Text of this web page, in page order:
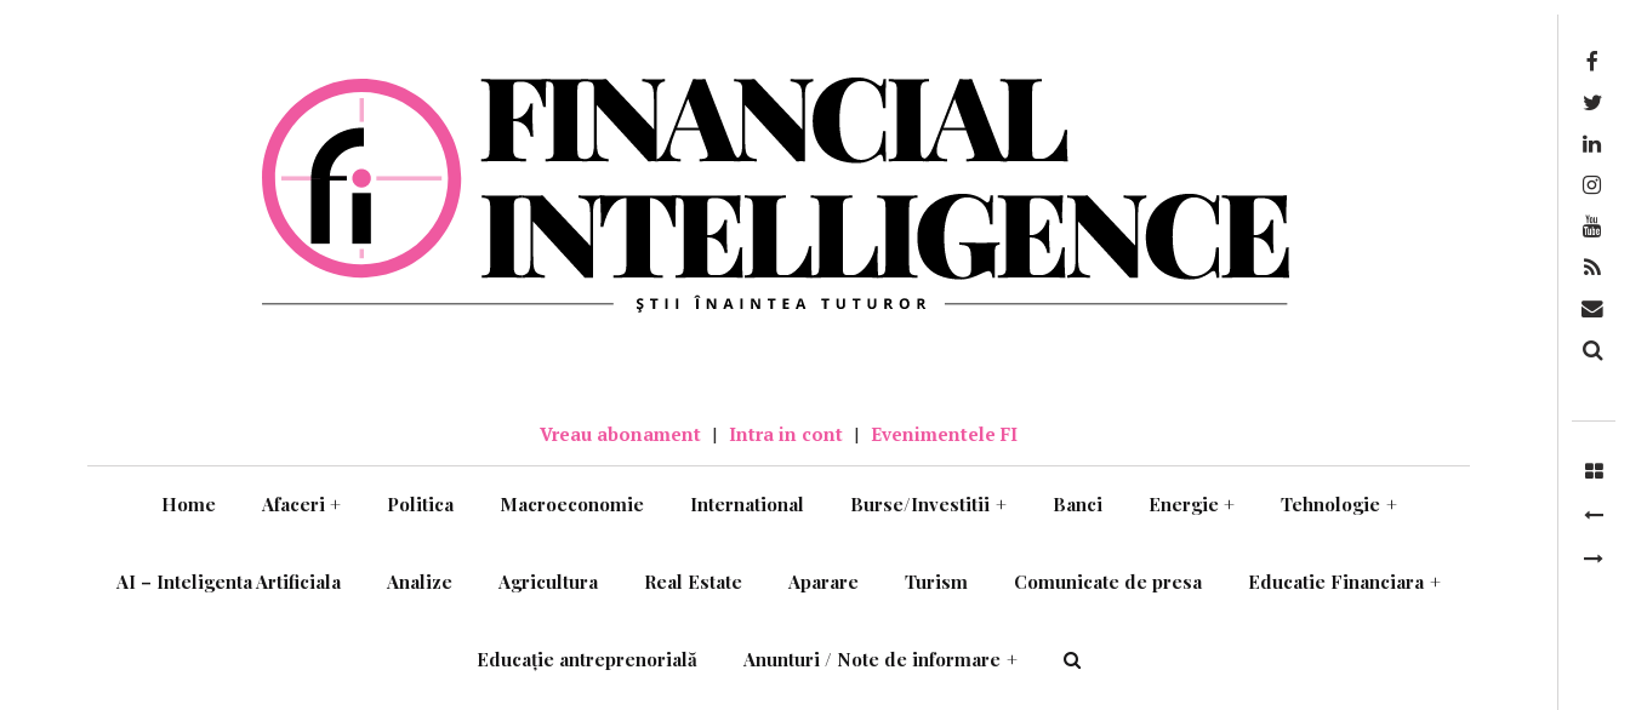
Vreau abonament | Intra in cont | Evenimentele FI
Home Afaceri + Politica Macroeconomie International Burse/Investitii + Banci Energie + Tehnologie +
AI – Inteligenta Artificiala Analize Agricultura Real Estate Aparare Turism Comunicate de presa Educatie Financiara +
Educație antreprenorială Anunturi / Note de informare +